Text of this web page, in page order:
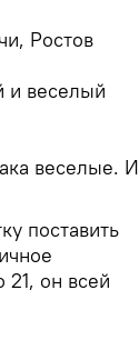
Ростов
и веселый
веселые. И
поставить
он всей